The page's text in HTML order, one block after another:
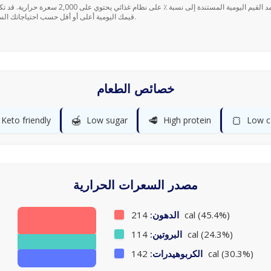
قيمك اليومية أعلى أو أقل حسب احتياجاتك السعرية.
خصائص الطعام
Keto friendly 🍯 Low sugar 🥩 High protein 🍞 Low
مصدر السعرات الحرارية
الدهون: 214 cal (45.4%)
البروتين: 114 cal (24.3%)
الكربوهيدرات: 142 cal (30.3%)